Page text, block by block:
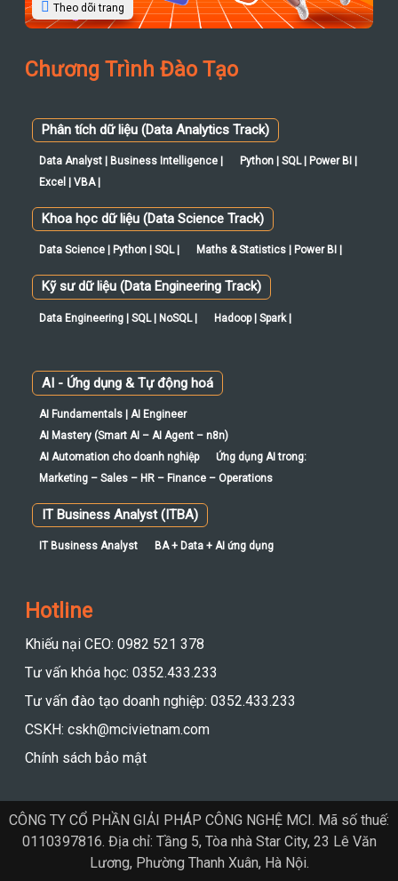
Theo dõi trang
Chương Trình Đào Tạo
Phân tích dữ liệu (Data Analytics Track)
Data Analyst | Business Intelligence |
Python | SQL | Power BI |
Excel | VBA |
Khoa học dữ liệu (Data Science Track)
Data Science | Python | SQL | Maths & Statistics | Power BI |
Kỹ sư dữ liệu (Data Engineering Track)
Data Engineering | SQL | NoSQL | Hadoop | Spark |
AI - Ứng dụng & Tự động hoá
AI Fundamentals | AI Engineer
AI Mastery (Smart AI – AI Agent – n8n)
AI Automation cho doanh nghiệp
Ứng dụng AI trong:
Marketing – Sales – HR – Finance – Operations
IT Business Analyst (ITBA)
IT Business Analyst BA + Data + AI ứng dụng
Hotline
Khiếu nại CEO: 0982 521 378
Tư vấn khóa học: 0352.433.233
Tư vấn đào tạo doanh nghiệp: 0352.433.233
CSKH: cskh@mcivietnam.com
Chính sách bảo mật
CÔNG TY CỔ PHẦN GIẢI PHÁP CÔNG NGHỆ MCI. Mã số thuế:
0110397816. Địa chỉ: Tầng 5, Tòa nhà Star City, 23 Lê Văn
Lương, Phường Thanh Xuân, Hà Nội.